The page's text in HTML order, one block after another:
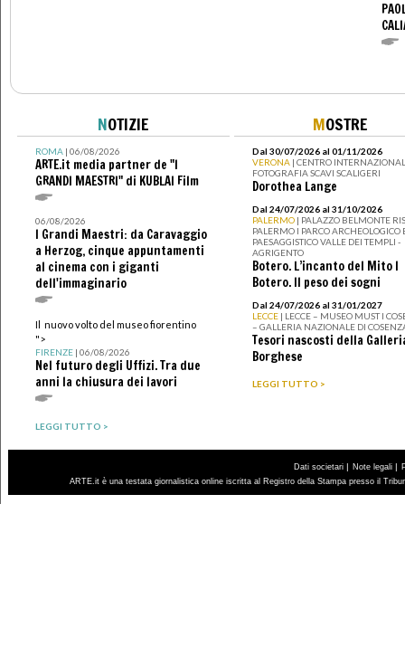
NOTIZIE
ROMA| 06/08/2026
ARTE.it media partner de "I
GRANDI MAESTRI" di KUBLAI Film
06/08/2026
I Grandi Maestri: da Caravaggio
a Herzog, cinque appuntamenti
al cinema con i giganti
dell'immaginario
Il nuovo volto del museo fiorentino
">
FIRENZE| 06/08/2026
Nel futuro degli Uffizi. Tra due
anni la chiusura dei lavori
LEGGI TUTTO >
MOSTRE
Dal 30/07/2026 al 01/11/2026
VERONA | CENTRO
FOTOGRAFIA SCAVI SCALIGERI
Dorothea Lange
Dal 24/07/2026 al 31/10/2026
PALERMO | PALAZZO BELMONTE
PALERMO I PARCO ARCHEOLOGICO
PAESAGGISTICO VALLE DEI TEMPLI -
AGRIGENTO
Botero. L’incanto del Mito I
Botero. Il peso dei sogni
Dal 24/07/2026 al 31/01/2027
LECCE | LECCE – MUSEO MUST I
– GALLERIA NAZIONALE DI
Tesori nascosti della
Borghese
LEGGI TUTTO >
Dati societari | Note legali |
ARTE.it è una testata giornalistica online iscritta al Registro della Stampa presso il